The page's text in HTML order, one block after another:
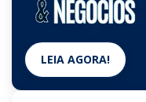
LEIA AGORA!